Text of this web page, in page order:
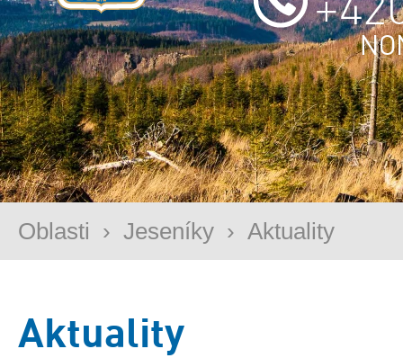
Oblasti › Jeseníky › Aktuality
Aktuality